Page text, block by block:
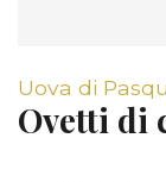
Uova di
Ovetti di